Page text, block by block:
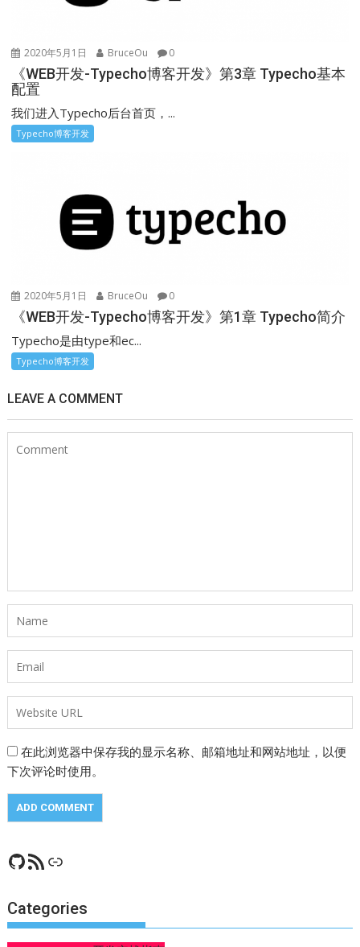
2020年5月1日 BruceOu 0
《WEB开发-Typecho博客开发》第3章 Typecho基本
配置
我们进入Typecho后台首页，...
Typecho博客开发
2020年5月1日 BruceOu 0
《WEB开发-Typecho博客开发》第1章 Typecho简介
Typecho是由type和ec...
Typecho博客开发
LEAVE A COMMENT
在此浏览器中保存我的显示名称、邮箱地址和网站地址，以便
下次评论时使用。
GitHub
RSS FeedCSDN
Categories